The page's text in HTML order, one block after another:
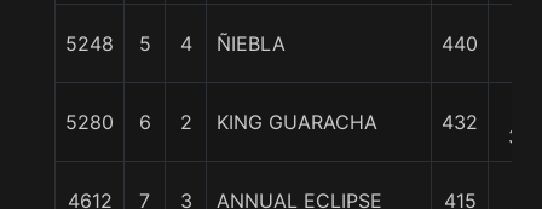
5248 5 4 ÑIEBLA 440
5280 6 2 KING GUARACHA 432
3/4
4612 7 3 ANNUAL ECLIPSE 415